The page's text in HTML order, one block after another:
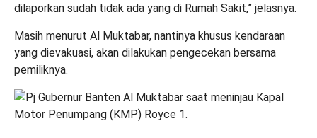
dilaporkan sudah tidak ada yang di Rumah Sakit,” jelasnya.
Masih menurut Al Muktabar, nantinya khusus kendaraan
yang dievakuasi, akan dilakukan pengecekan bersama
pemiliknya.